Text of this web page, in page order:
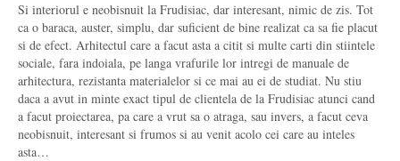
Si interiorul e neobisnuit la Frudisiac, dar interesant, nimic de zis. Tot
ca o baraca, auster, simplu, dar suficient de bine realizat ca sa fie placut
si de efect. Arhitectul care a facut asta a citit si multe carti din stiintele
sociale, fara indoiala, pe langa vrafurile lor intregi de manuale de
arhitectura, rezistanta materialelor si ce mai au ei de studiat. Nu stiu
daca a avut in minte exact tipul de clientela de la Frudisiac atunci cand
a facut proiectarea, pa care a vrut sa o atraga, sau invers, a facut ceva
neobisnuit, interesant si frumos si au venit acolo cei care au inteles
asta…